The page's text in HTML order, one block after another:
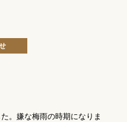
。嫌な梅雨の時期になりま